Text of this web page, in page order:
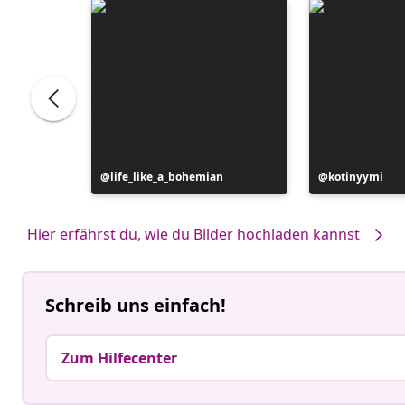
Beitrag
veröffentlicht
life_like_a_bohemian
Beitrag
veröffentlicht
kotinyymi
Hier erfährst du, wie du Bilder hochladen kannst
Schreib uns einfach!
Zum Hilfecenter